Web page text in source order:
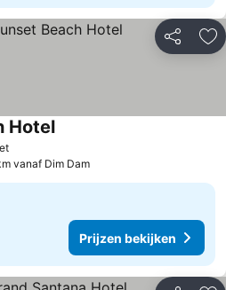
Delen
Prijzen bekijken
HotelPrijzen bekijken
vanaf Dim Dam
Prijzen bekijken